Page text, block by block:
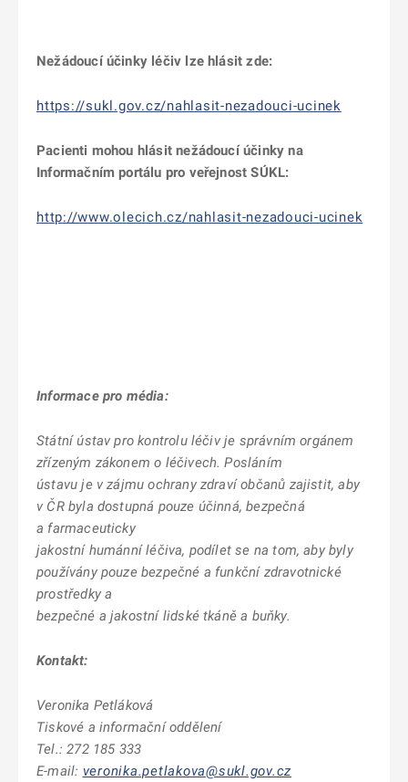
Nežádoucí účinky léčiv lze hlásit zde:
https://sukl.gov.cz/nahlasit-nezadouci-ucinek
Pacienti mohou hlásit nežádoucí účinky na
Informačním portálu pro veřejnost SÚKL:
http://www.olecich.cz/nahlasit-nezadouci-ucinek
Informace pro média:
Státní ústav pro kontrolu léčiv je správním orgánem
zřízeným zákonem o léčivech. Posláním
ústavu je v zájmu ochrany zdraví občanů zajistit, aby
v ČR byla dostupná pouze účinná, bezpečná
a farmaceuticky
jakostní humánní léčiva, podílet se na tom, aby byly
používány pouze bezpečné a funkční zdravotnické
prostředky a
bezpečné a jakostní lidské tkáně a buňky.
Kontakt:
Veronika Petláková
Tiskové a informační oddělení
Tel.: 272 185 333
E-mail: veronika.petlakova@sukl.gov.cz